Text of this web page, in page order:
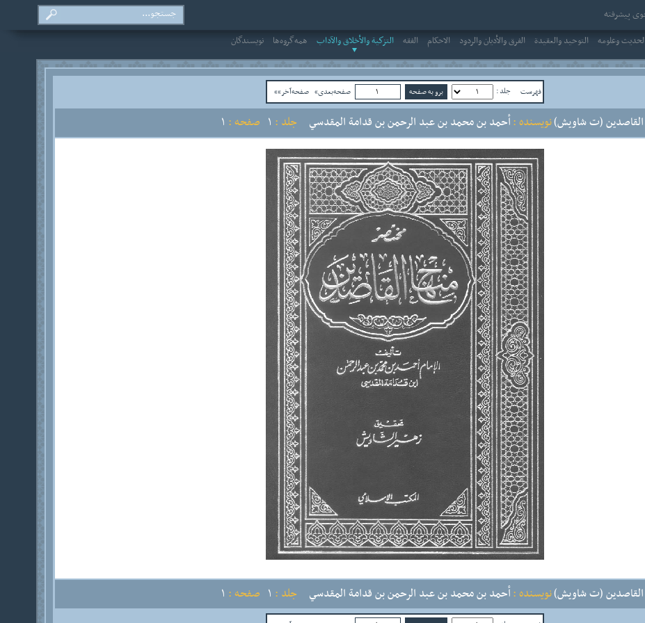
پیشرفته
وعلومه التوحيد والعقيدة الفرق والأديان والردود الاحکام الفقه التزكية والأخلاق والآداب همه‌گروه‌ها نویسندگان
فهرست جلد : صفحه‌بعدی» صفحه‌آخر»»
(ت شاويش)نویسنده :أحمد بن محمد بن عبد الرحمن بن قدامة المقدسي جلد : صفحه :
(ت شاويش)نویسنده :أحمد بن محمد بن عبد الرحمن بن قدامة المقدسي جلد : صفحه :